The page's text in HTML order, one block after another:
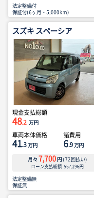
法定整備付
保証付(6ヶ月・5,000km)
スズキ スペーシア
現金支払総額
48.2 万円
車両本体価格
41.3万円
諸費用
6.9万円
月々 7,700 円 (72回払い)
ローン支払総額 557,296円
法定整備無
保証無